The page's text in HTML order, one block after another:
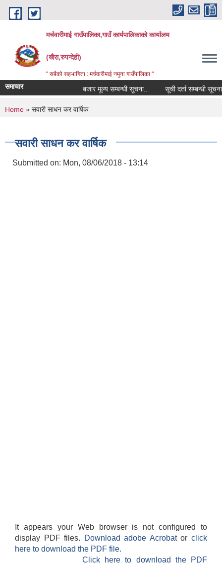
Skip to main content
मर्चवारीमाई गाउँपालिका,गाउँ कार्यपालिकाको कार्यालय
(खैरा,रुपन्देही)
" सबैको सहभागिता : मर्चवारीमाई नमुना गाउँपालिका "
समाचार बजार मूल्य सम्बन्धी सूचना.. सूची दर्ता सम्बन्धी
You are here
Home » सवारी साधन कर वार्षिक
सवारी साधन कर वार्षिक
Submitted on: Mon, 08/06/2018 - 13:14
It appears your Web browser is not configured to
display PDF files.
Download adobe Acrobatorclick
here to download the PDF file.
Click here to download the PDF